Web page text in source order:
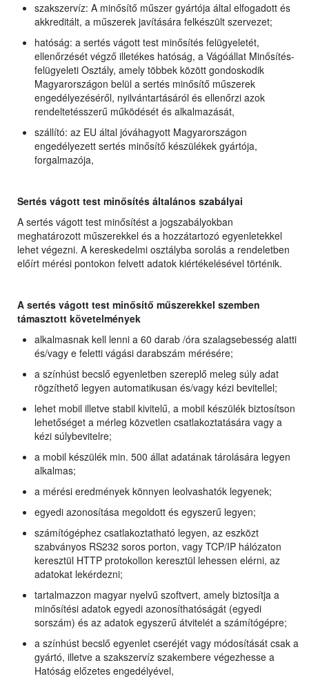
szakszervíz: A minősítő műszer gyártója által elfogadott és
akkreditált, a műszerek javítására felkészült szervezet;
hatóság: a sertés vágott test minősítés felügyeletét,
ellenőrzését végző illetékes hatóság, a Vágóállat Minősítés-
felügyeleti Osztály, amely többek között gondoskodik
Magyarországon belül a sertés minősítő műszerek
engedélyezéséről, nyilvántartásáról és ellenőrzi azok
rendeltetésszerű működését és alkalmazását,
szállító: az EU által jóváhagyott Magyarországon
engedélyezett sertés minősítő készülékek gyártója,
forgalmazója,
Sertés vágott test minősítés általános szabályai
A sertés vágott test minősítést a jogszabályokban
meghatározott műszerekkel és a hozzátartozó egyenletekkel
lehet végezni. A kereskedelmi osztályba sorolás a rendeletben
előírt mérési pontokon felvett adatok kiértékelésével történik.
A sertés vágott test minősítő műszerekkel szemben
támasztott követelmények
alkalmasnak kell lenni a 60 darab /óra szalagsebesség alatti
és/vagy e feletti vágási darabszám mérésére;
a színhúst becslő egyenletben szereplő meleg súly adat
rögzíthető legyen automatikusan és/vagy kézi bevitellel;
lehet mobil illetve stabil kivitelű, a mobil készülék biztosítson
lehetőséget a mérleg közvetlen csatlakoztatására vagy a
kézi súlybevitelre;
a mobil készülék min. 500 állat adatának tárolására legyen
alkalmas;
a mérési eredmények könnyen leolvashatók legyenek;
egyedi azonosítása megoldott és egyszerű legyen;
számítógéphez csatlakoztatható legyen, az eszközt
szabványos RS232 soros porton, vagy TCP/IP hálózaton
keresztül HTTP protokollon keresztül lehessen elérni, az
adatokat lekérdezni;
tartalmazzon magyar nyelvű szoftvert, amely biztosítja a
minősítési adatok egyedi azonosíthatóságát (egyedi
sorszám) és az adatok egyszerű átvitelét a számítógépre;
a színhúst becslő egyenlet cseréjét vagy módosítását csak a
gyártó, illetve a szakszervíz szakembere végezhesse a
Hatóság előzetes engedélyével,